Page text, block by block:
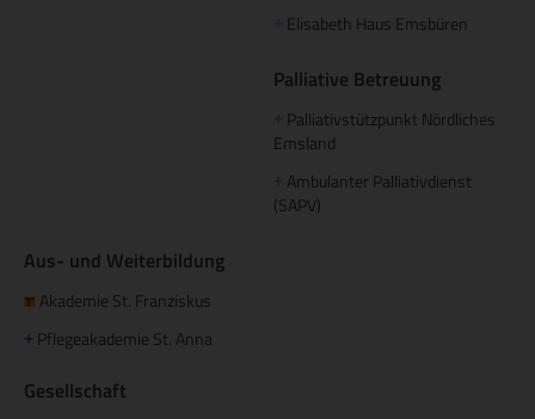
Elisabeth Haus Emsbüren
Palliative Betreuung
+ Palliativstützpunkt Nördliches
Emsland
+ Ambulanter Palliativdienst
(SAPV)
Aus- und Weiterbildung
Akademie St. Franziskus
+ Pflegeakademie St. Anna
Gesellschaft